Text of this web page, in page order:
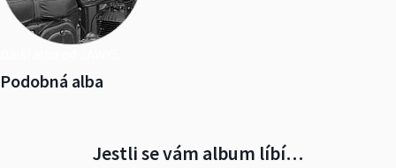
Podobná alba
Jestli se vám album líbí…